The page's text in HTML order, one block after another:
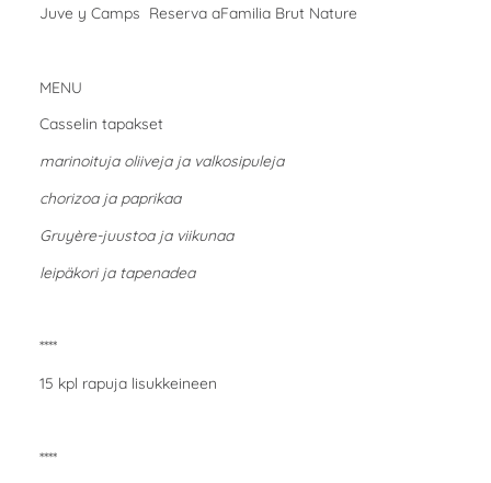
Juve y Camps Reserva aFamilia Brut Nature
MENU
Casselin tapakset
marinoituja oliiveja ja valkosipuleja
chorizoa ja paprikaa
Gruyère-juustoa ja viikunaa
leipäkori ja tapenadea
****
15 kpl rapuja lisukkeineen
****